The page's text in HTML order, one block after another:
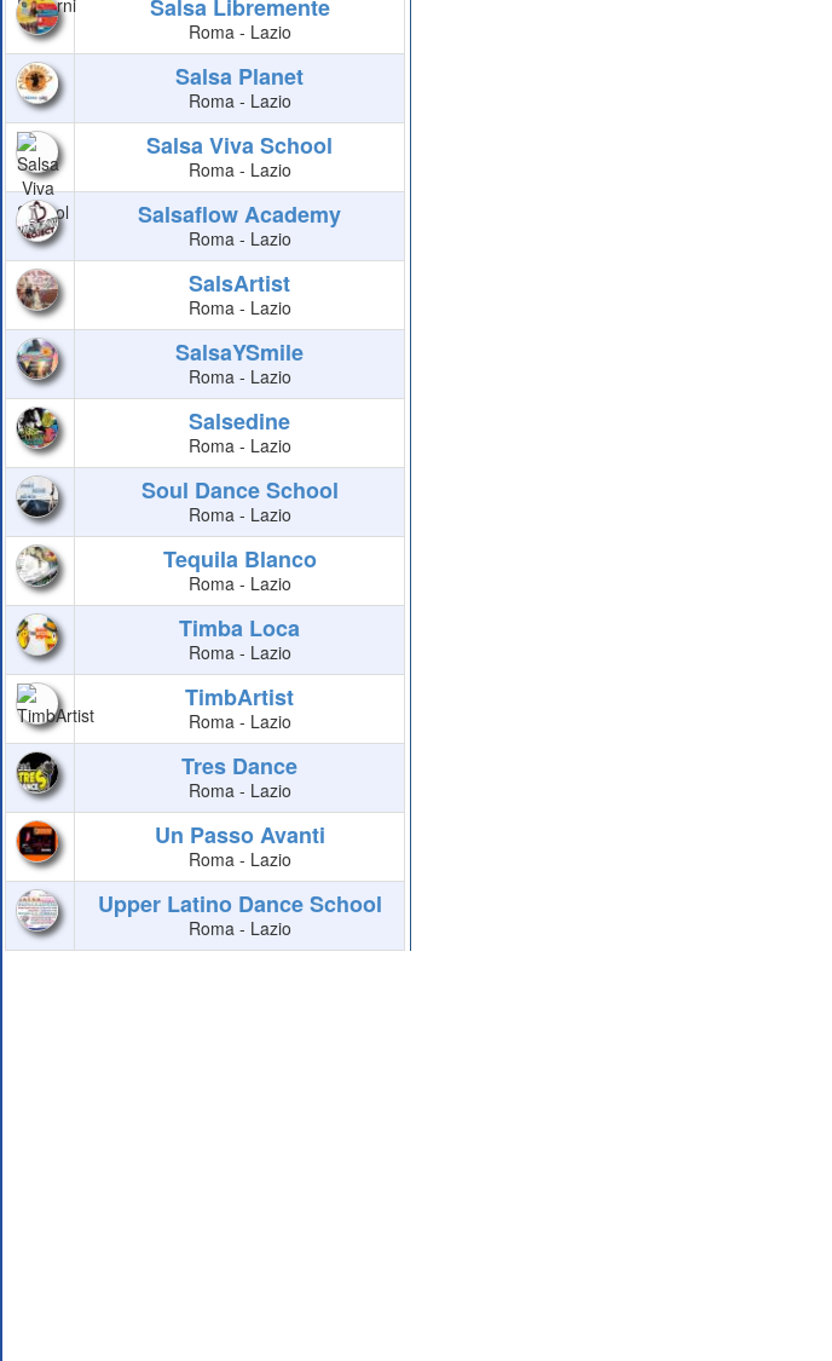
Salsa Libremente
Roma - Lazio
Salsa Planet
Roma - Lazio
Salsa Viva School
Roma - Lazio
Salsaflow Academy
Roma - Lazio
SalsArtist
Roma - Lazio
SalsaYSmile
Roma - Lazio
Salsedine
Roma - Lazio
Soul Dance School
Roma - Lazio
Tequila Blanco
Roma - Lazio
Timba Loca
Roma - Lazio
TimbArtist
Roma - Lazio
Tres Dance
Roma - Lazio
Un Passo Avanti
Roma - Lazio
Upper Latino Dance School
Roma - Lazio